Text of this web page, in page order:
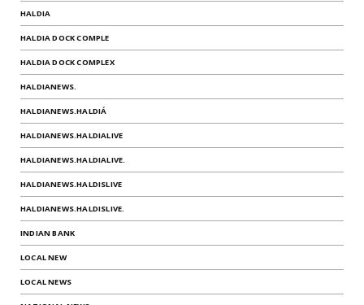
HALDIA
HALDIA DOCK COMPLE
HALDIA DOCK COMPLEX
HALDIANEWS.
HALDIANEWS.HALDIÁ
HALDIANEWS.HALDIALIVE
HALDIANEWS.HALDIALIVE.
HALDIANEWS.HALDISLIVE
HALDIANEWS.HALDISLIVE.
INDIAN BANK
LOCAL NEW
LOCAL NEWS